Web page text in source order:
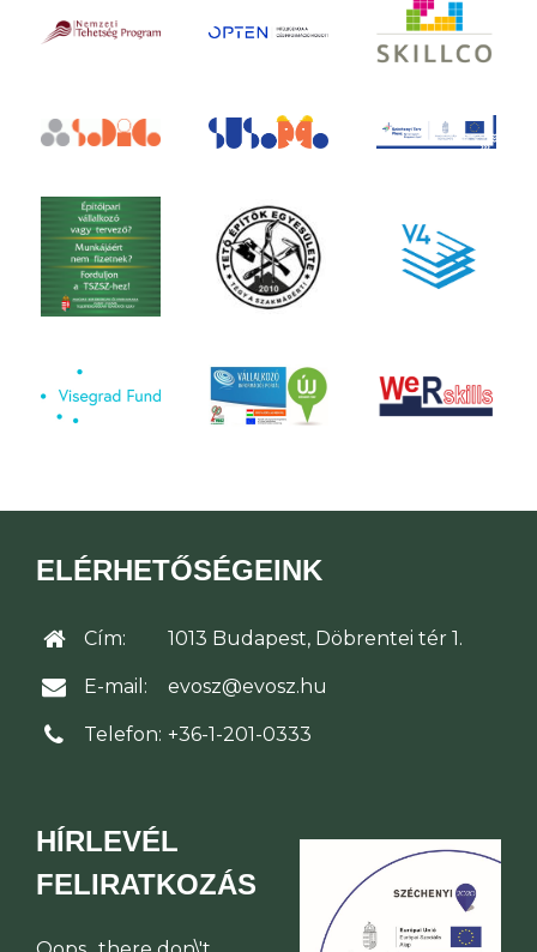
ELÉRHETŐSÉGEINK
Cím: 1013 Budapest, Döbrentei tér 1.
E-mail: evosz@evosz.hu
Telefon: +36-1-201-0333
HÍRLEVÉL
FELIRATKOZÁS